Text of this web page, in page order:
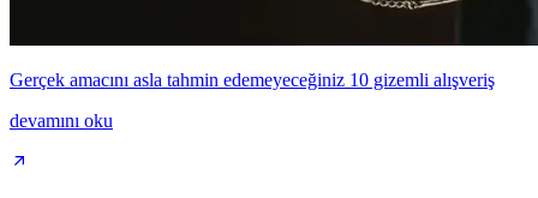
Gerçek amacını asla tahmin edemeyeceğiniz 10 gizemli alışveriş
devamını oku